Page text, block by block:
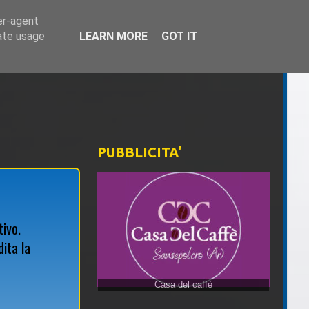
la
PUBBLICITA'
agent
usage
LEARN MORE GOT IT